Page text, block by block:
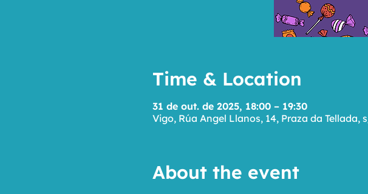
Time & Location
31 de out. de 2025, 18:00 – 19:30
Vigo, Rúa Angel Llanos, 14, Praza da Tellada,
About the event